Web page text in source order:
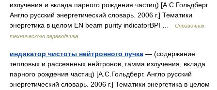
излучения и вклада парного рождения частиц) [А.С.Гольдберг.
Англо русский энергетический словарь. 2006 г.] Тематики
энергетика в целом EN beam purity indicatorBPI …
Справочник
технического переводчика
индикатор чистоты нейтронного пучка — (содержание
тепловых и рассеянных нейтронов, гамма излучения, вклада
парного рождения частиц) [А.С.Гольдберг. Англо русский
энергетический словарь. 2006 г.] Тематики энергетика в целом